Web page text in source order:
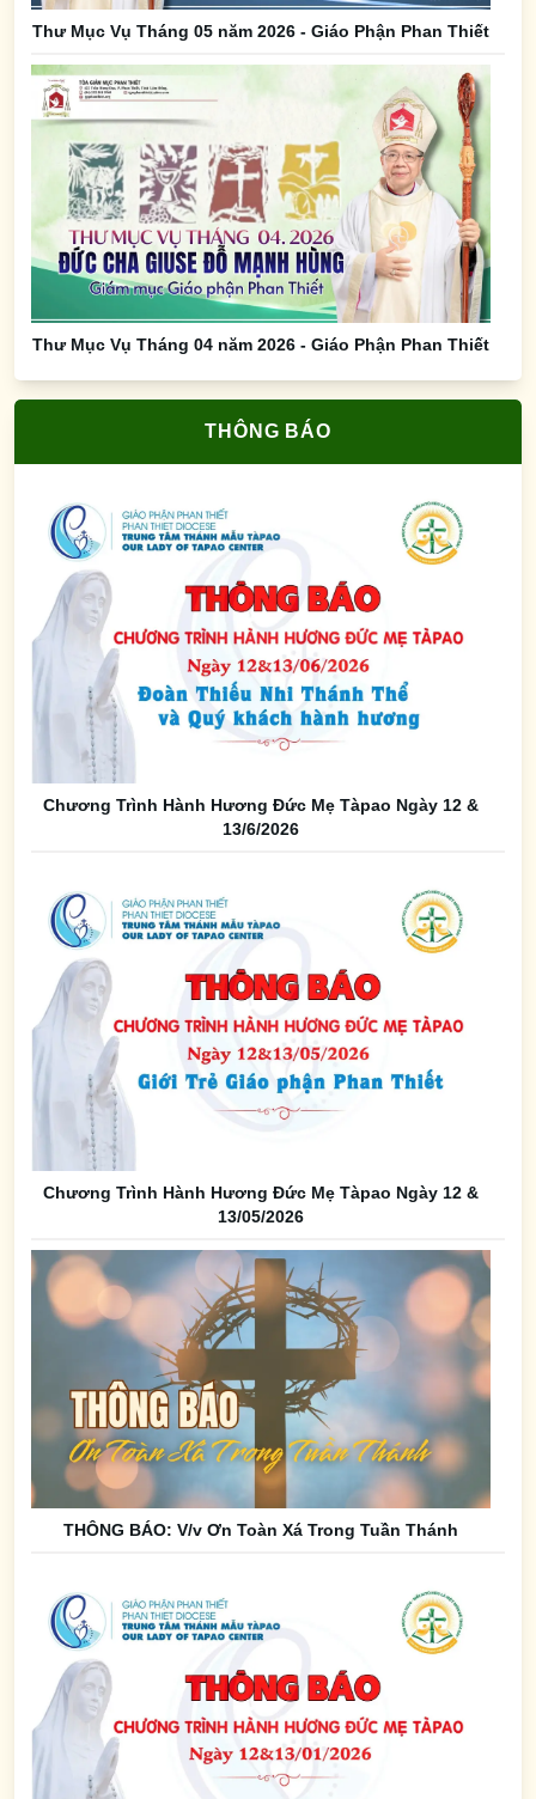
Thư Mục Vụ Tháng 05 năm 2026 - Giáo Phận Phan Thiết
Thư Mục Vụ Tháng 04 năm 2026 - Giáo Phận Phan Thiết
THÔNG BÁO
Chương Trình Hành Hương Đức Mẹ Tàpao Ngày 12 &
13/6/2026
Chương Trình Hành Hương Đức Mẹ Tàpao Ngày 12 &
13/05/2026
THÔNG BÁO: V/v Ơn Toàn Xá Trong Tuần Thánh